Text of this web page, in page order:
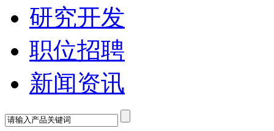
研究开发
职位招聘
新闻资讯